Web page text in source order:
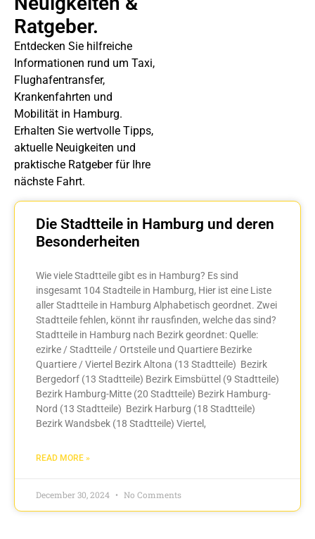
Ratgeber.
Entdecken Sie hilfreiche
Informationen rund um Taxi,
Flughafentransfer,
Krankenfahrten und
Mobilität in Hamburg.
Erhalten Sie wertvolle Tipps,
aktuelle Neuigkeiten und
praktische Ratgeber für Ihre
nächste Fahrt.
Die Stadtteile in Hamburg und deren
Besonderheiten
Wie viele Stadtteile gibt es in Hamburg? Es sind
insgesamt 104 Stadteile in Hamburg, Hier ist eine Liste
aller Stadtteile in Hamburg Alphabetisch geordnet. Zwei
Stadtteile fehlen, könnt ihr rausfinden, welche das sind?
Stadtteile in Hamburg nach Bezirk geordnet: Quelle:
ezirke / Stadtteile / Ortsteile und Quartiere Bezirke
Quartiere / Viertel Bezirk Altona (13 Stadtteile) Bezirk
Bergedorf (13 Stadtteile) Bezirk Eimsbüttel (9 Stadtteile)
Bezirk Hamburg-Mitte (20 Stadtteile) Bezirk Hamburg-
Nord (13 Stadtteile) Bezirk Harburg (18 Stadtteile)
Bezirk Wandsbek (18 Stadtteile) Viertel,
READ MORE »
December 30, 2024 No Comments